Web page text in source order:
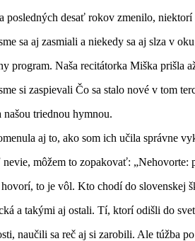
posledných desať rokov zmenilo,
sa aj zasmiali a niekedy sa aj slza v
program. Naša recitátorka Miška prišla
si zaspievali Čo sa stalo nové v tom
našou triednou hymnou.
aj to, ako som ich učila správne
môžem to zopakovať: „Nehovorte:
to je vôl. Kto chodí do slovenskej
a takými aj ostali. Tí, ktorí odišli do
naučili sa reč aj si zarobili. Ale túžba